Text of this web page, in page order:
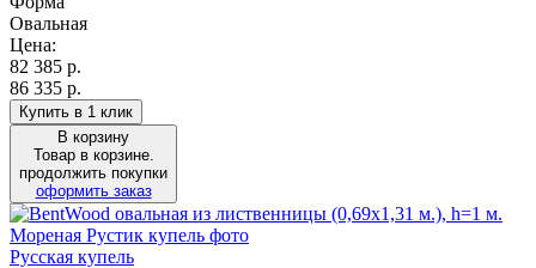
Овальная
Цена:
82 385 р.
86 335 р.
Купить в 1 клик
В корзину
Товар в корзине.
продолжить покупки
оформить заказ
Русская купель